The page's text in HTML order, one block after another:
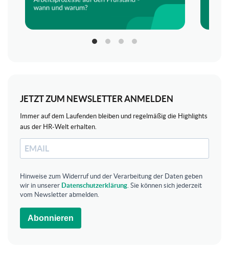
JETZT ZUM NEWSLETTER ANMELDEN
Immer auf dem Laufenden bleiben und regelmäßig die Highlights
aus der HR-Welt erhalten.
Hinweise zum Widerruf und der Verarbeitung der Daten geben
wir in unserer Datenschutzerklärung . Sie können sich jederzeit
vom Newsletter abmelden.
Abonnieren